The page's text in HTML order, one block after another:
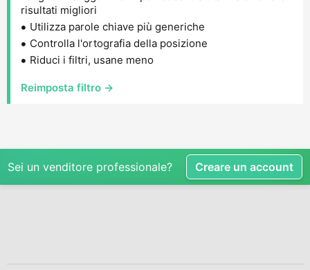
risultati migliori
Utilizza parole chiave più generiche
Controlla l'ortografia della posizione
Riduci i filtri, usane meno
Reimposta filtro →
Sei un venditore professionale? Creare un account